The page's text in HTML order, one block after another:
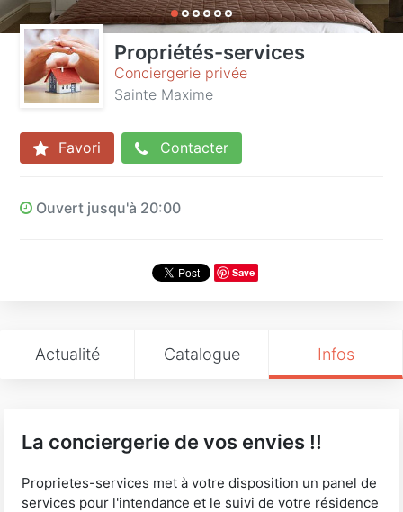
Propriétés-services
Conciergerie privée
Sainte Maxime
Favori Contacter
Ouvert jusqu'à 20:00
Save
Actualité Catalogue Infos
La conciergerie de vos envies !!
Proprietes-services met à votre disposition un panel de
services pour l'intendance et le suivi de votre résidence